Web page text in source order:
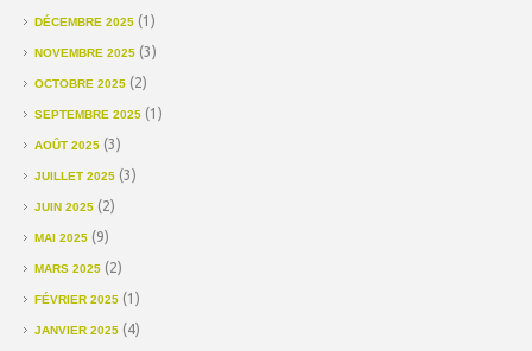
DÉCEMBRE 2025 (1)
NOVEMBRE 2025 (3)
OCTOBRE 2025 (2)
SEPTEMBRE 2025 (1)
AOÛT 2025 (3)
JUILLET 2025 (3)
JUIN 2025 (2)
MAI 2025 (9)
MARS 2025 (2)
FÉVRIER 2025 (1)
JANVIER 2025 (4)